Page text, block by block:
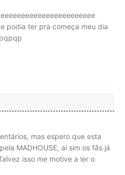
podia ter pra começa meu dia
mas espero que esta
MADHOUSE, ai sim os fãs já
isso me motive a ler o